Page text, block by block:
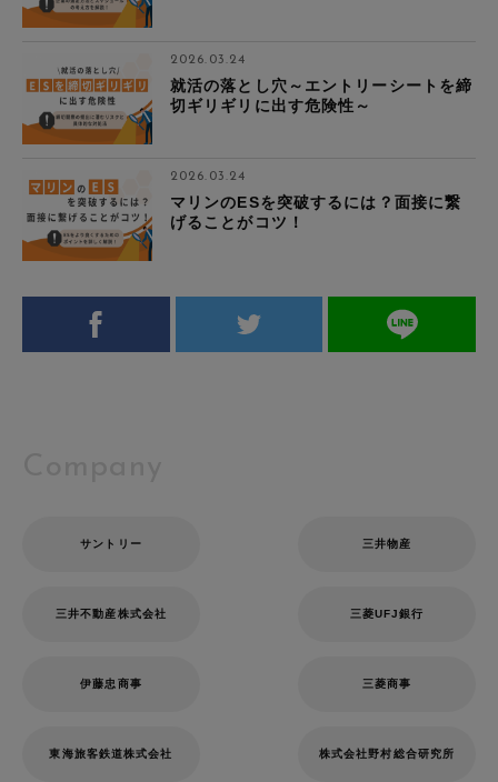
2026.03.24
就活の落とし穴～エントリーシートを締
切ギリギリに出す危険性～
2026.03.24
マリンのESを突破するには？面接に繋
げることがコツ！
サントリー 三井物産
三井不動産株式会社 三菱UFJ銀行
伊藤忠商事 三菱商事
東海旅客鉄道株式会社 株式会社野村総合研究所